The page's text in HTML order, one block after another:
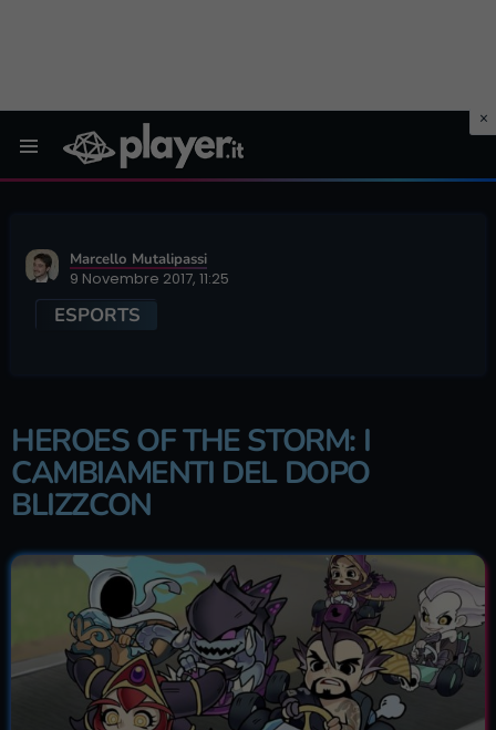
Marcello Mutalipassi
9 Novembre 2017, 11:25
ESPORTS
HEROES OF THE STORM: I
CAMBIAMENTI DEL DOPO
BLIZZCON